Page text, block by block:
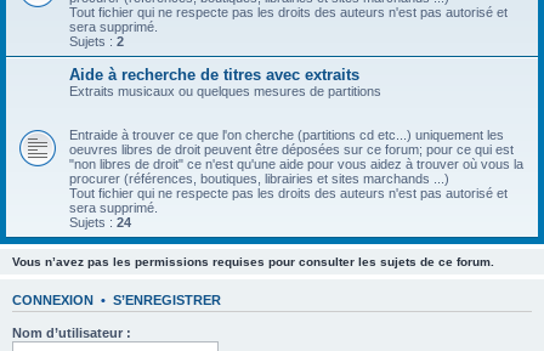
Tout fichier qui ne respecte pas les droits des auteurs n'est pas autorisé et
sera supprimé.
Sujets : 2
Aide à recherche de titres avec extraits
Extraits musicaux ou quelques mesures de partitions
Entraide à trouver ce que l'on cherche (partitions cd etc...) uniquement les
oeuvres libres de droit peuvent être déposées sur ce forum; pour ce qui est
"non libres de droit" ce n'est qu'une aide pour vous aidez à trouver où vous la
procurer (références, boutiques, librairies et sites marchands ...)
Tout fichier qui ne respecte pas les droits des auteurs n'est pas autorisé et
sera supprimé.
Sujets : 24
Vous n’avez pas les permissions requises pour consulter les sujets de ce forum.
CONNEXION • S’ENREGISTRER
Nom d’utilisateur :